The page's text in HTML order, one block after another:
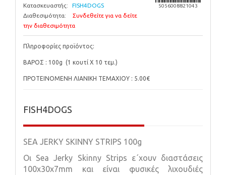
Κατασκευαστής:
FISH4DOGS
Διαθεσιμότητα:
Συνδεθείτε για να δείτε
την διαθεσιμότητα
5056008821043
Πληροφορίες προϊόντος:
ΒΑΡΟΣ : 100g (1 κουτί Χ 10 τεμ.)
ΠΡΟΤΕΙΝΟΜΕΝΗ ΛΙΑΝΙΚΗ ΤΕΜΑΧΙΟΥ : 5.00€
FISH4DOGS
SEA JERKY SKINNY STRIPS 100g
Οι Sea Jerky Skinny Strips ε΄χουν διαστάσεις
100χ30χ7mm και είναι φυσικές λιχουδιές